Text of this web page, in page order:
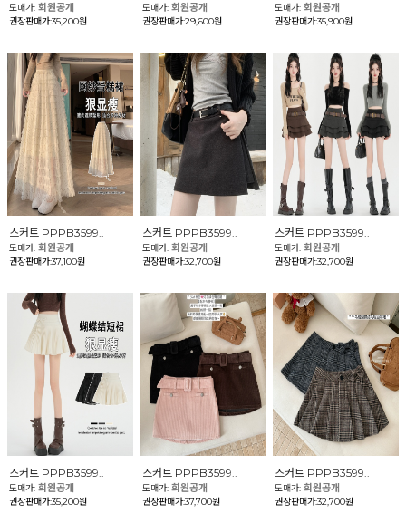
도매가: 회원공개
권장판매가:35,200원
도매가: 회원공개
권장판매가:29,600원
도매가:회원공개
권장판매가:35,900원
스커트 PPPB3599..
도매가: 회원공개
권장판매가:37,100원
스커트 PPPB3599..
도매가: 회원공개
권장판매가:32,700원
스커트 PPPB3599..
도매가:회원공개
권장판매가:32,700원
스커트 PPPB3599..
도매가: 회원공개
권장판매가:35,200원
스커트 PPPB3599..
도매가: 회원공개
권장판매가:37,700원
스커트 PPPB3599..
도매가:회원공개
권장판매가:32,700원